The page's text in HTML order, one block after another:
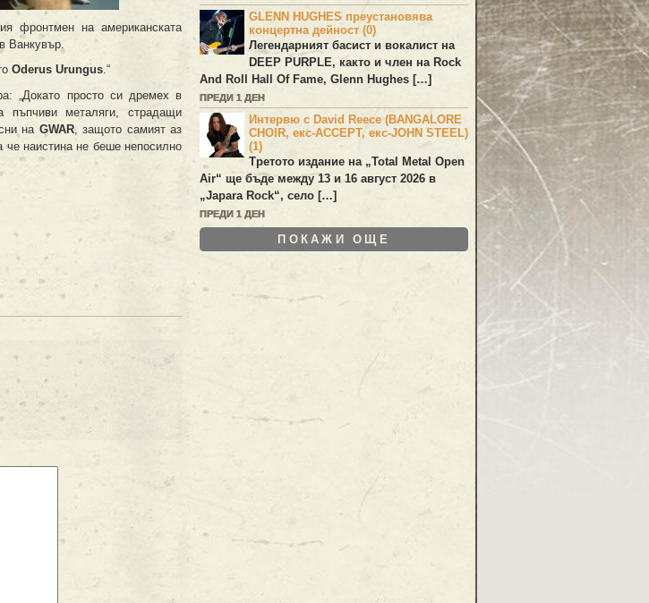
фронтмен на американската
Ванкувър.
Oderus Urungus.“
„Докато просто си дремех в
пъпчиви металяги, страдащи
на GWAR, защото самият аз
наистина не беше непосилно
GLENN HUGHES преустановява
концертна дейност (0)
Легендарният басист и вокалист на
DEEP PURPLE, както и член на Rock
And Roll Hall Of Fame, Glenn Hughes […]
ПРЕДИ 1 ДЕН
Интервю с David Reece (BANGALORE
CHOIR, екс-ACCEPT, екс-JOHN STEEL)
(1)
Третото издание на „Total Metal Open
Air“ ще бъде между 13 и 16 август 2026 в
„Japara Rock“, село […]
ПРЕДИ 1 ДЕН
ПОКАЖИ ОЩЕ